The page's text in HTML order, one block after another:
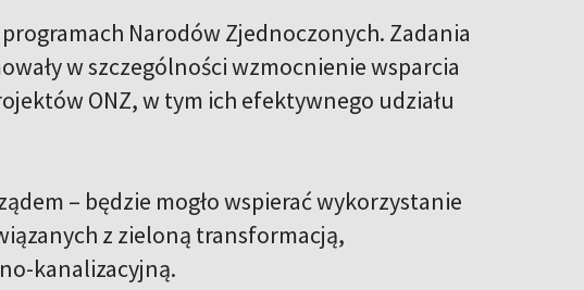
Narodów Zjednoczonych. Zadania
w szczególności wzmocnienie wsparcia
ONZ, w tym ich efektywnego udziału
– będzie mogło wspierać wykorzystanie
z zieloną transformacją,
kanalizacyjną.